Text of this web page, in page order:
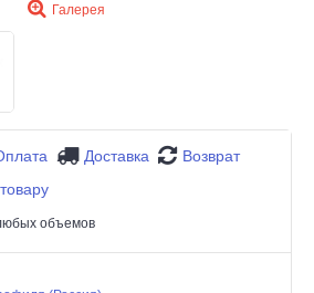
Галерея
Доставка
Возврат
объемов